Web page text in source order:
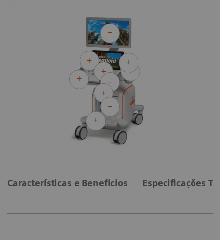
Características e Benefícios Especificações